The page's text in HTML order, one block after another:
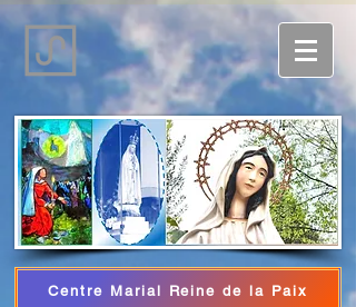
Centre Marial Reine de la Paix